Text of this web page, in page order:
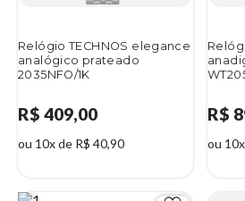
Relógio TECHNOS elegance
analógico prateado
2035NFO/1K
R$ 409,00
ou 10x de R$ 40,90
R$
ou